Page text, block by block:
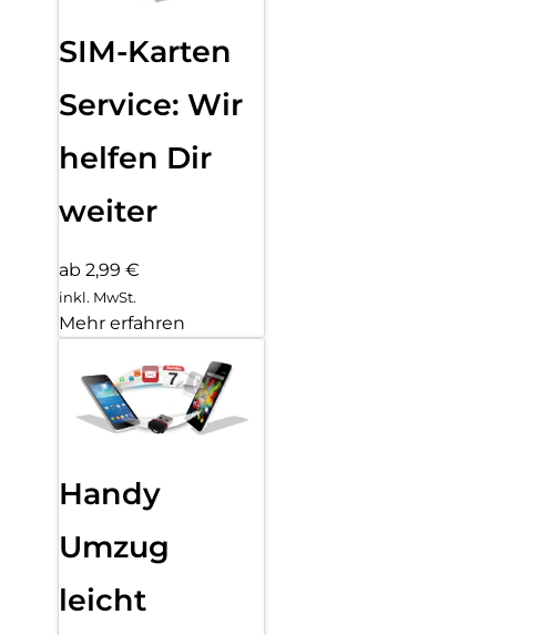
SIM-Karten
Service: Wir
helfen Dir
weiter
ab 2,99 €
inkl. MwSt.
Mehr erfahren
Handy
Umzug
leicht